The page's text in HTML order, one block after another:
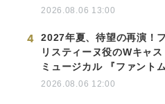
2026.08.06 13:00
4
2027年夏、待望の再演！
リスティーヌ役のWキャス
ミュージカル 『ファントム
2026.08.06 12:00